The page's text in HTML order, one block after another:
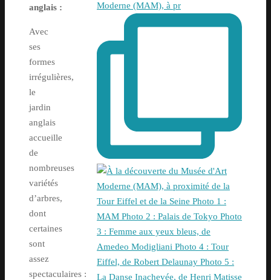
anglais :
Avec
ses
formes
irrégulières,
le
jardin
anglais
accueille
de
nombreuses
variétés
d’arbres,
dont
certaines
sont
assez
spectaculaires :
Moderne (MAM), à pr